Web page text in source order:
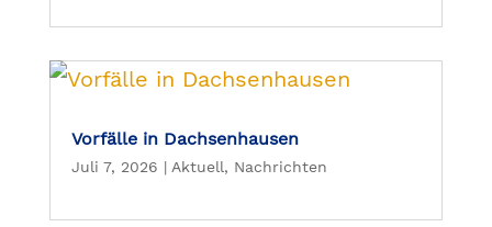
Vorfälle in Dachsenhausen
Juli 7, 2026 | Aktuell, Nachrichten